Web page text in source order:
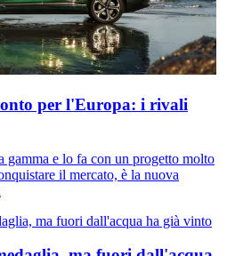
per l'Europa: i rivali
gamma e lo fa con un progetto molto
il mercato, è la nuova